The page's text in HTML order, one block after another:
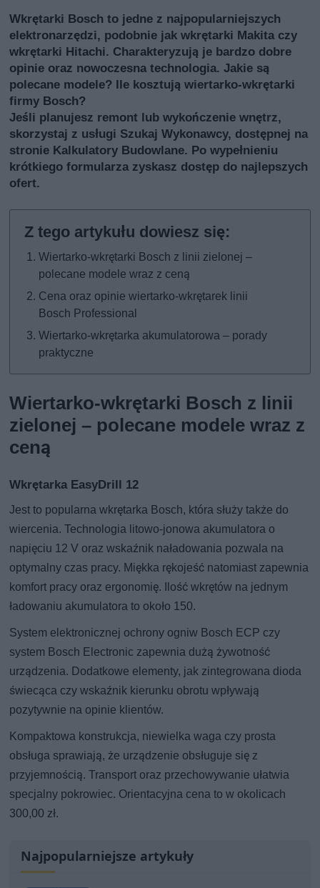
Wkrętarki Bosch to jedne z najpopularniejszych
elektronarzędzi, podobnie jak wkrętarki Makita czy
wkrętarki Hitachi. Charakteryzują je bardzo dobre
opinie oraz nowoczesna technologia. Jakie są
polecane modele? Ile kosztują wiertarko-wkrętarki
firmy Bosch?
Jeśli planujesz remont lub wykończenie wnętrz,
skorzystaj z usługi Szukaj Wykonawcy, dostępnej na
stronie Kalkulatory Budowlane. Po wypełnieniu
krótkiego formularza zyskasz dostęp do najlepszych
ofert.
Wiertarko-wkrętarki Bosch z linii zielonej –
polecane modele wraz z ceną
Cena oraz opinie wiertarko-wkrętarek linii
Bosch Professional
Wiertarko-wkrętarka akumulatorowa – porady
praktyczne
Wiertarko-wkrętarki Bosch z linii
zielonej – polecane modele wraz z
ceną
Wkrętarka EasyDrill 12
Jest to popularna wkrętarka Bosch, która służy także do
wiercenia. Technologia litowo-jonowa akumulatora o
napięciu 12 V oraz wskaźnik naładowania pozwala na
optymalny czas pracy. Miękka rękojeść natomiast zapewnia
komfort pracy oraz ergonomię. Ilość wkrętów na jednym
ładowaniu akumulatora to około 150.
System elektronicznej ochrony ogniw Bosch ECP czy
system Bosch Electronic zapewnia dużą żywotność
urządzenia. Dodatkowe elementy, jak zintegrowana dioda
świecąca czy wskaźnik kierunku obrotu wpływają
pozytywnie na opinie klientów.
Kompaktowa konstrukcja, niewielka waga czy prosta
obsługa sprawiają, że urządzenie obsługuje się z
przyjemnością. Transport oraz przechowywanie ułatwia
specjalny pokrowiec. Orientacyjna cena to w okolicach
300,00 zł.
Najpopularniejsze artykuły